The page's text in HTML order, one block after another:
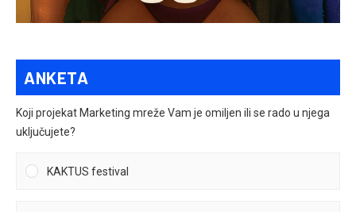
ANKETA
Koji projekat Marketing mreže Vam je omiljen ili se rado u njega
uključujete?
KAKTUS festival